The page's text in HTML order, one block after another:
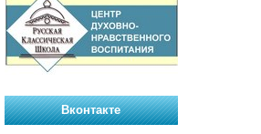
Вконтакте